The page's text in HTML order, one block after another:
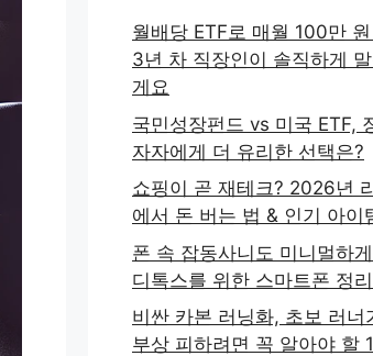
월배당 ETF로 매월 100만
3년 차 직장인이 솔직하게
게요
국민성장펀드 vs 미국 ETF,
자자에게 더 유리한 선택은?
쇼핑이 곧 재테크? 2026년
에서 돈 버는 법 & 인기 아이
폰 속 잡동사니도 미니멀하
디톡스를 위한 스마트폰 정
비싼 카본 러닝화, 초보 러너
부상 피하려면 꼭 알아야 할